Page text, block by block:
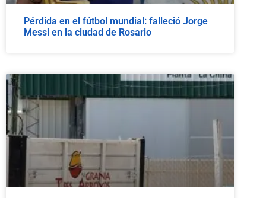
Pérdida en el fútbol mundial: falleció Jorge
Messi en la ciudad de Rosario